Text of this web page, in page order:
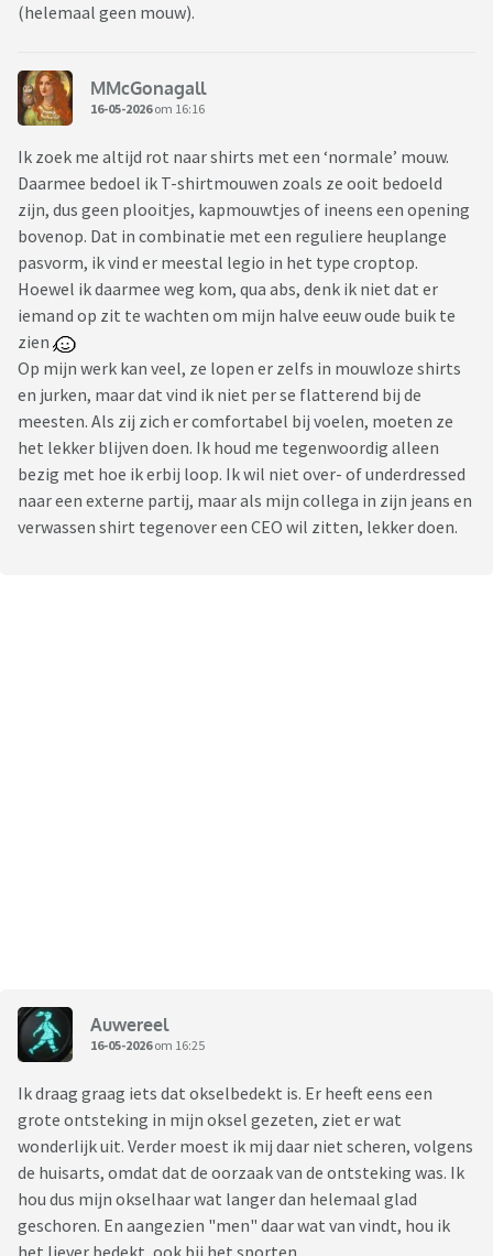
(helemaal geen mouw).
MMcGonagall
16-05-2026om 16:16
Ik zoek me altijd rot naar shirts met een ‘normale’ mouw.
Daarmee bedoel ik T-shirtmouwen zoals ze ooit bedoeld
zijn, dus geen plooitjes, kapmouwtjes of ineens een opening
bovenop. Dat in combinatie met een reguliere heuplange
pasvorm, ik vind er meestal legio in het type croptop.
Hoewel ik daarmee weg kom, qua abs, denk ik niet dat er
iemand op zit te wachten om mijn halve eeuw oude buik te
zien
Op mijn werk kan veel, ze lopen er zelfs in mouwloze shirts
en jurken, maar dat vind ik niet per se flatterend bij de
meesten. Als zij zich er comfortabel bij voelen, moeten ze
het lekker blijven doen. Ik houd me tegenwoordig alleen
bezig met hoe ik erbij loop. Ik wil niet over- of underdressed
naar een externe partij, maar als mijn collega in zijn jeans en
verwassen shirt tegenover een CEO wil zitten, lekker doen.
Auwereel
16-05-2026om 16:25
Ik draag graag iets dat okselbedekt is. Er heeft eens een
grote ontsteking in mijn oksel gezeten, ziet er wat
wonderlijk uit. Verder moest ik mij daar niet scheren, volgens
de huisarts, omdat dat de oorzaak van de ontsteking was. Ik
hou dus mijn okselhaar wat langer dan helemaal glad
geschoren. En aangezien "men" daar wat van vindt, hou ik